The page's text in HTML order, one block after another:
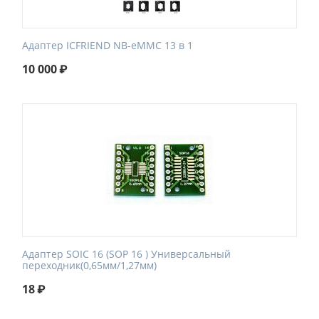
Адаптер ICFRIEND NB-eMMC 13 в 1
10 000₽
Адаптер SOIC 16 (SOP 16 ) Универсальный
переходник(0,65мм/1,27мм)
18₽